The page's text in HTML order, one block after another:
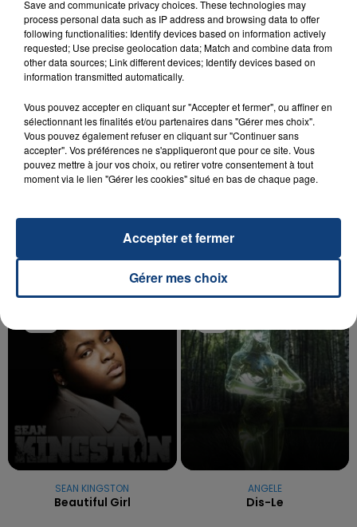
SON BÉBÉ ENTRE LA VIE ET LA...
Un homme s'est immolé par le feu après avoir
aspergé sa compagne et leur bébé de trois mois
d'un liquide inflammable.
20 juillet 2026
UNE ADOLESCENTE DEVANT SE FAIRE
reconnu sa responsabilité et présenté ses
excuses.
TITRES DIFFUSÉS
SEAN KINGSTON
Beautiful Girl
ANGELE
Dis-Le
Save and communicate privacy choices. These technologies may
process personal data such as IP address and browsing data to offer
following functionalities: Identify devices based on information actively
requested; Use precise geolocation data; Match and combine data from
other data sources; Link different devices; Identify devices based on
information transmitted automatically.
Vous pouvez accepter en cliquant sur "Accepter et fermer", ou affiner en
sélectionnant les finalités et/ou partenaires dans "Gérer mes choix".
Vous pouvez également refuser en cliquant sur "Continuer sans
accepter". Vos préférences ne s'appliqueront que pour ce site. Vous
pouvez mettre à jour vos choix, ou retirer votre consentement à tout
moment via le lien "Gérer les cookies" situé en bas de chaque page.
Gérer mes choix
Accepter et fermer